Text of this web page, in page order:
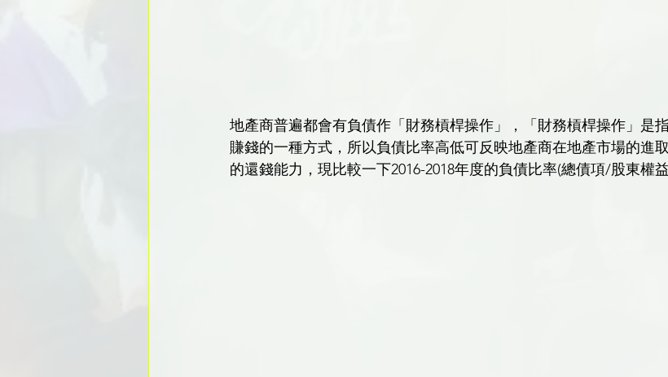
地產商普遍都會有負債作「財務槓桿操作」，「財務槓桿操作」是
賺錢的一種方式，所以負債比率高低可反映地產商在地產市場的進
的還錢能力，現比較一下2016-2018年度的負債比率(總債項/股東權益